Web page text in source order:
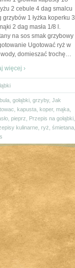
2 cebule 4 dag smalcu
grzybów 1 łyżka koperku 3
2 dag masła 1/8 l.
na sos smak grzybowy
Ugotować ryż w
domieszać trochę…
więcej ›
gołąbki grzyby, Jak
kapusta koper, mąka
pieprz Przepis na gołąbki
kulinarne ryż śmietana